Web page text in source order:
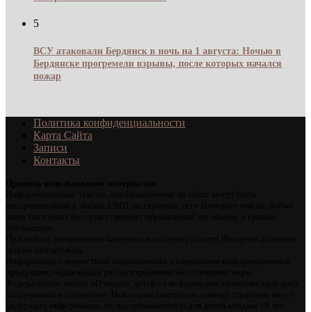
5
ВСУ атаковали Бердянск в ночь на 1 августа: Ночью в
Бердянске прогремели взрывы, после которых начался
пожар
Политика конфиденциальности
Карта Сайта
Записи
Контакты